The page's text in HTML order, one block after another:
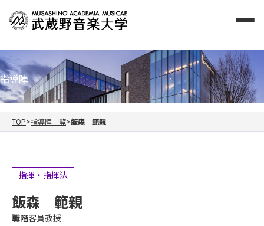
指導陣
TOP 指導陣一覧 飯森 範親
指揮・指揮法
飯森 範親
職階客員教授